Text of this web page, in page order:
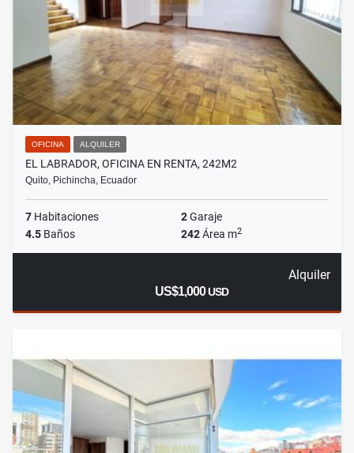
OFICINA ALQUILER
EL LABRADOR, OFICINA EN RENTA, 242M2
Quito, Pichincha, Ecuador
7 Habitaciones 2Garaje
4.5 Baños 242Área m2
Alquiler
US$1,000USD